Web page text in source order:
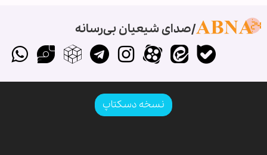
صدای شیعیان بی‌رسانه
نسخه دسکتاپ